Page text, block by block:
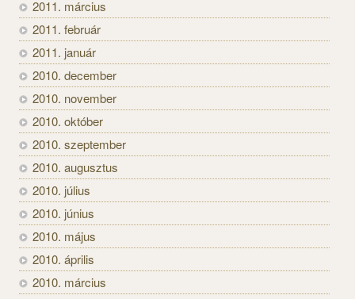
2011. március
2011. február
2011. január
2010. december
2010. november
2010. október
2010. szeptember
2010. augusztus
2010. július
2010. június
2010. május
2010. április
2010. március